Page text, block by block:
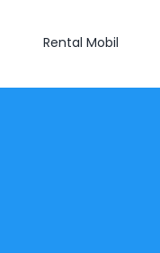
Rental Mobil